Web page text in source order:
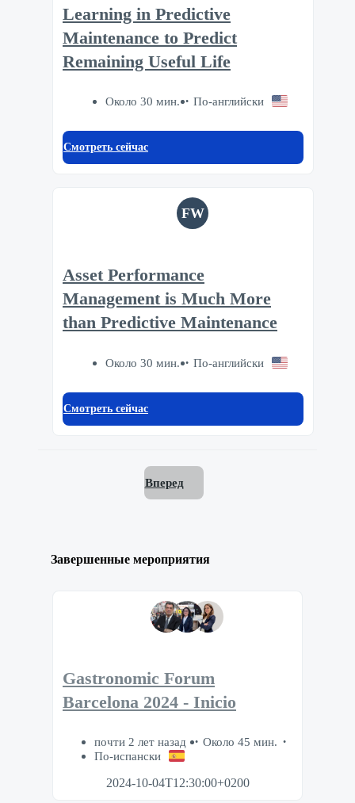
Learning in Predictive
Maintenance to Predict
Remaining Useful Life
Около 30 мин. По-английски
Смотреть сейчас
FW
Asset Performance
Management is Much More
than Predictive Maintenance
Около 30 мин. По-английски
Смотреть сейчас
Вперед
Завершенные мероприятия
Gastronomic Forum
Barcelona 2024 - Inicio
почти 2 лет назад
Около 45 мин.
По-испански
2024-10-04T12:30:00+0200